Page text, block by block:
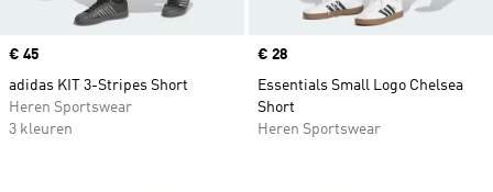
Price
€ 45
adidas KIT 3-Stripes Short
Heren Sportswear
3 kleuren
Price
€ 28
Essentials Small Logo Chelsea
Short
Heren Sportswear